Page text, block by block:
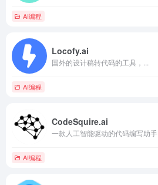
AI编程
Locofy.ai
国外的设计稿转代码的工具，...
AI编程
CodeSquire.ai
一款人工智能驱动的代码编写助手
AI编程